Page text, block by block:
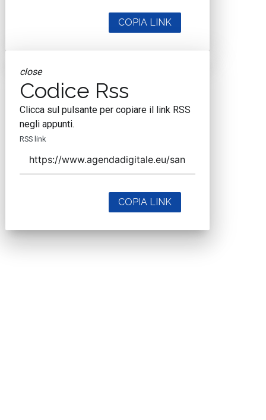
COPIA LINK
close
Codice Rss
Clicca sul pulsante per copiare il link RSS
negli appunti.
RSS link
COPIA LINK